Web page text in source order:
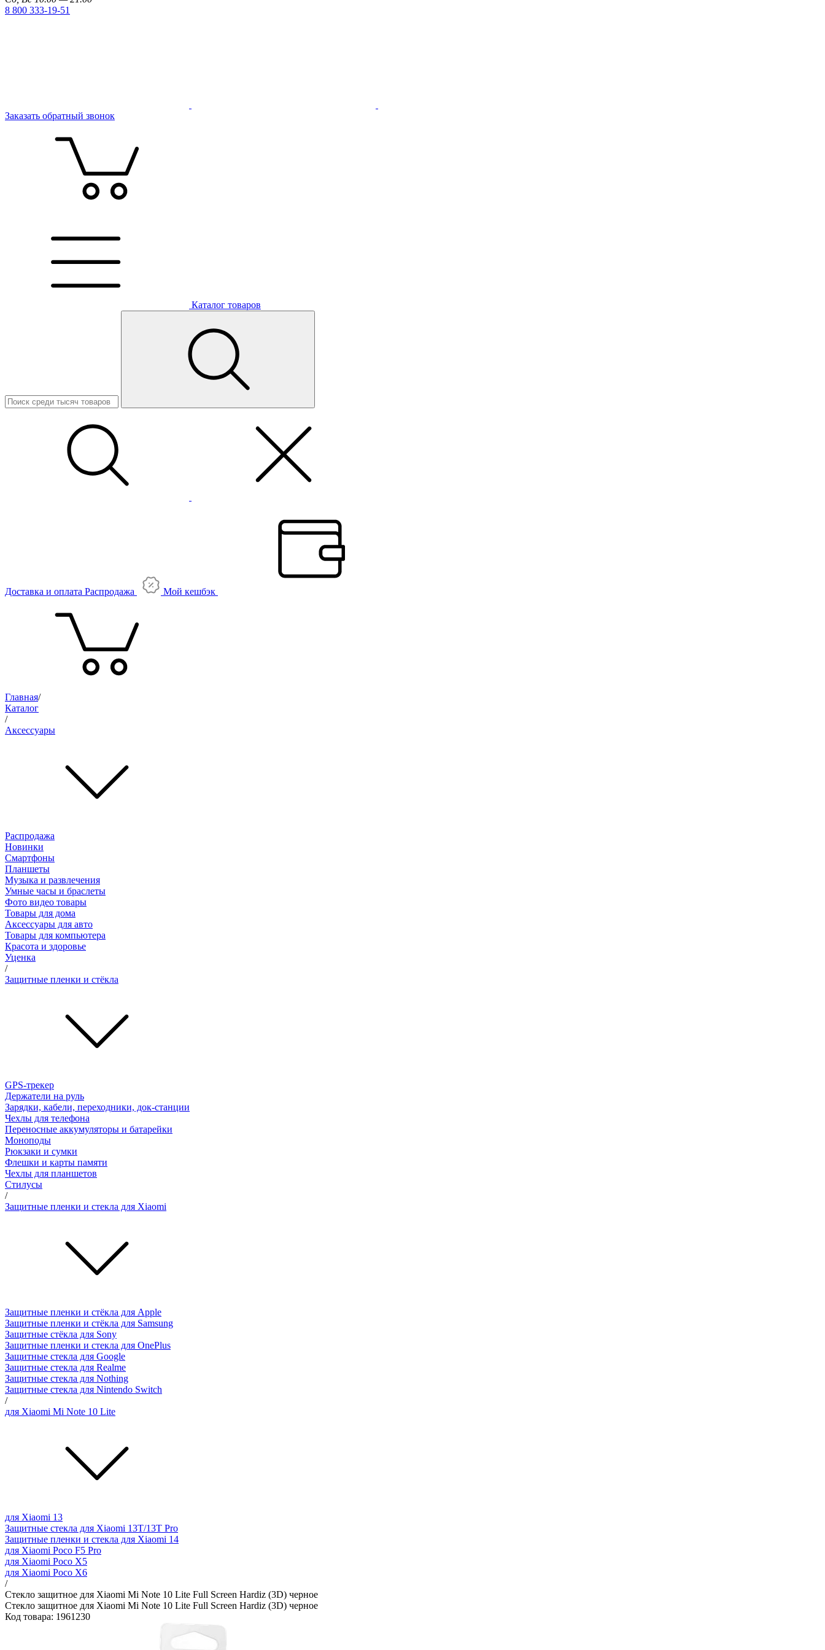
8 800 333-19-51
Заказать обратный звонок
Каталог товаров
Доставка и оплата Распродажа Мой кешбэк
Главная/
Каталог
/
Аксессуары
Распродажа
Новинки
Смартфоны
Планшеты
Музыка и развлечения
Умные часы и браслеты
Фото видео товары
Товары для дома
Аксессуары для авто
Товары для компьютера
Красота и здоровье
Уценка
/
Защитные пленки и стёкла
GPS-трекер
Держатели на руль
Зарядки, кабели, переходники, док-станции
Чехлы для телефона
Переносные аккумуляторы и батарейки
Моноподы
Рюкзаки и сумки
Флешки и карты памяти
Чехлы для планшетов
Стилусы
/
Защитные пленки и стекла для Xiaomi
Защитные пленки и стёкла для Apple
Защитные пленки и стёкла для Samsung
Защитные стёкла для Sony
Защитные пленки и стекла для OnePlus
Защитные стекла для Google
Защитные стекла для Realme
Защитные стекла для Nothing
Защитные стекла для Nintendo Switch
/
для Xiaomi Mi Note 10 Lite
для Xiaomi 13
Защитные стекла для Xiaomi 13T/13T Pro
Защитные пленки и стекла для Xiaomi 14
для Xiaomi Poco F5 Pro
для Xiaomi Poco X5
для Xiaomi Poco X6
/
Стекло защитное для Xiaomi Mi Note 10 Lite Full Screen Hardiz (3D) черное
Стекло защитное для Xiaomi Mi Note 10 Lite Full Screen Hardiz (3D) черное
Код товара: 1961230